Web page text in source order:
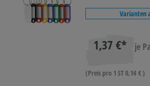
Varianten
1,37 €* je
(Preis pro 1 ST 0,14 € )